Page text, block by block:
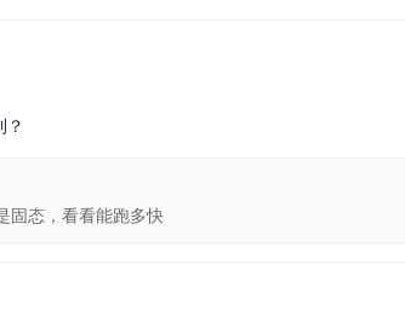
固态，看看能跑多快